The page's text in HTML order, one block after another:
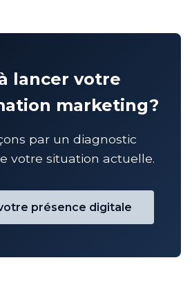
lancer votre
marketing?
par un diagnostic
votre situation actuelle.
présence digitale